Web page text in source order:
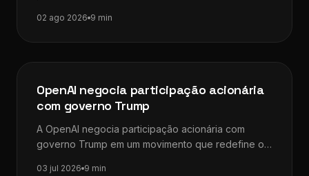
02 ago 2026 9 min
Dicas de SEO
OpenAI negocia participação acionária
com governo Trump
A OpenAI negocia participação acionária com
governo Trump em um movimento que redefine os
03 jul 2026 9 min